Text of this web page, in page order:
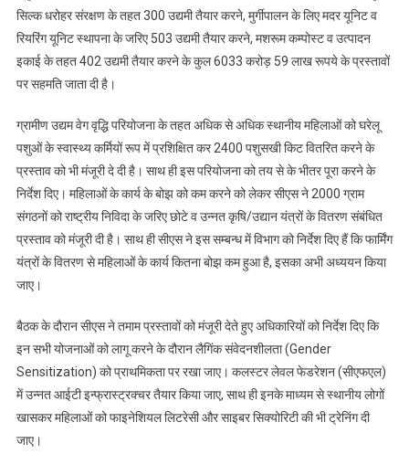
सिल्क धरोहर संरक्षण के तहत 300 उद्यमी तैयार करने, मुर्गीपालन के लिए मदर यूनिट व
रियरिंग यूनिट स्थापना के जरिए 503 उद्यमी तैयार करने, मशरूम कम्पोस्ट व उत्पादन
इकाई के तहत 402 उद्यमी तैयार करने के कुल 6033 करोड़ 59 लाख रूपये के प्रस्तावों
पर सहमति जाता दी है।
ग्रामीण उद्यम वेग वृद्धि परियोजना के तहत अधिक से अधिक स्थानीय महिलाओं को घरेलू
पशुओं के स्वास्थ्य कर्मियों रूप में प्रशिक्षित कर 2400 पशुसखी किट वितरित करने के
प्रस्ताव को भी मंजूरी दे दी है। साथ ही इस परियोजना को तय से के भीतर पूरा करने के
निर्देश दिए। महिलाओं के कार्य के बोझ को कम करने को लेकर सीएस ने 2000 ग्राम
संगठनों को राष्ट्रीय निविदा के जरिए छोटे व उन्नत कृषि/उद्यान यंत्रों के वितरण संबंधित
प्रस्ताव को मंजूरी दी है। साथ ही सीएस ने इस सम्बन्ध में विभाग को निर्देश दिए हैं कि फार्मिंग
यंत्रों के वितरण से महिलाओं के कार्य कितना बोझ कम हुआ है, इसका अभी अध्ययन किया
जाए।
बैठक के दौरान सीएस ने तमाम प्रस्तावों को मंजूरी देते हुए अधिकारियों को निर्देश दिए कि
इन सभी योजनाओं को लागू करने के दौरान लैगिंक संवेदनशीलता (Gender
Sensitization) को प्राथमिकता पर रखा जाए। कलस्टर लेवल फेडरेशन (सीएफएल)
में उन्नत आईटी इन्फ्रास्ट्रक्चर तैयार किया जाए, साथ ही इनके माध्यम से स्थानीय लोगों
खासकर महिलाओं को फाइनेशियल लिटरेसी और साइबर सिक्योरिटी की भी ट्रेनिंग दी
जाए।